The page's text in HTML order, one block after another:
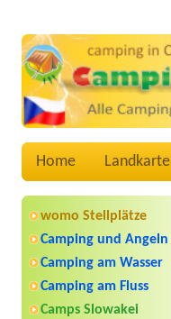
Home Landkarte
womo Stellplätze
Camping und Angeln
Camping am Wasser
Camping am Fluss
Camps Slowakei